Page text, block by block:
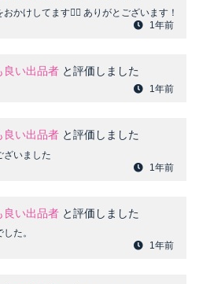
かけしてます🙇‍♀️ ありがとございます！
1年前
良い出品者 と評価しました
1年前
良い出品者 と評価しました
ざいました
1年前
良い出品者 と評価しました
た。
1年前